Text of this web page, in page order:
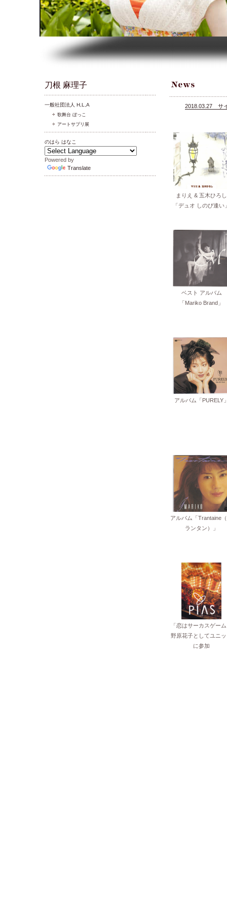
2018.03.27 サ
まりえ & 五木ひろし
「デュオ しのび逢い
ベスト アルバム
「Mariko Brand」
アルバム「PURELY
アルバム「Trantaine
ランタン）」
「恋はサーカスゲー
野原花子としてユニ
に参加
刀根 麻理子
一般社団法人 H,L,A
歌舞台 ぼっこ
アートサプリ展
のはら はなこ
Powered by
Translate